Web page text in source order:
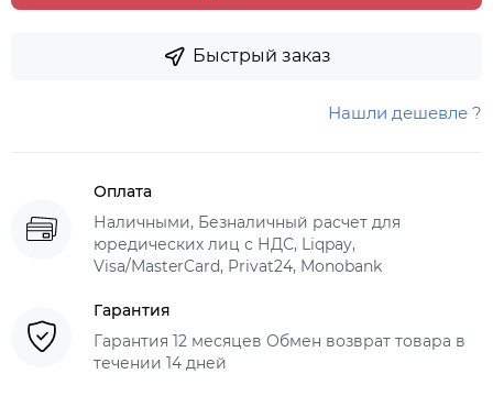
Быстрый заказ
Нашли дешевле ?
Оплата
Наличными, Безналичный расчет для
юредических лиц с НДС, Liqpay,
Visa/MasterCard, Privat24, Monobank
Гарантия
Гарантия 12 месяцев Обмен возврат товара в
течении 14 дней